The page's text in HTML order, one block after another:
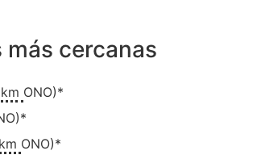
más cercanas
ONO)*
ONO)*